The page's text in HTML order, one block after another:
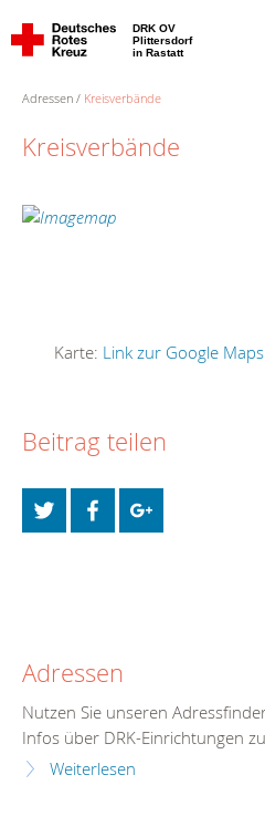
DRK OV
Plittersdorf
in Rastatt
Adressen Kreisverbände
Kreisverbände
Karte: Link zur Google
Beitrag teilen
Adressen
Nutzen Sie unseren
Infos über DRK-Einrichtungen
Weiterlesen